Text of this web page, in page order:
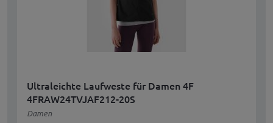
Ultraleichte Laufweste für Damen 4F
4FRAW24TVJAF212-20S
Damen